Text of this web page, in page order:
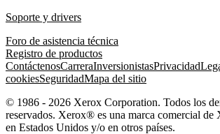
Soporte y drivers
Foro de asistencia técnica
Registro de productos
ContáctenosCarreraInversionistasPrivacidad
cookiesSeguridadMapa del sitio
© 1986 - 2026 Xerox Corporation. Todos los
reservados. Xerox® es una marca comercial
en Estados Unidos y/o en otros países.